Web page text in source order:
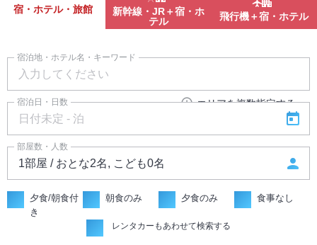
宿・ホテル・旅館
新幹線・JR＋宿・ホ
テル
飛行機＋宿・ホテル
宿泊地・ホテル名・キーワード
add_circle_outline エリアを複数指定する
宿泊日・日数
today
部屋数・人数
person
夕食/朝食付
き
朝食のみ 夕食のみ 食事なし
レンタカーもあわせて検索する